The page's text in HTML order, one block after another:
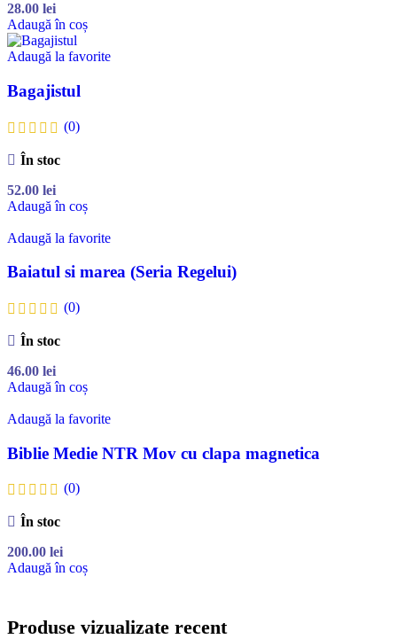
28.00 lei
Adaugă în coș
Adaugă la favorite
Bagajistul
(0)
În stoc
52.00 lei
Adaugă în coș
Adaugă la favorite
Baiatul si marea (Seria Regelui)
(0)
În stoc
46.00 lei
Adaugă în coș
Adaugă la favorite
Biblie Medie NTR Mov cu clapa magnetica
(0)
În stoc
200.00 lei
Adaugă în coș
Produse vizualizate recent